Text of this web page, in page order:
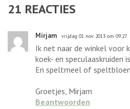
21 REACTIES
Mirjam vrijdag 01 nov 2013 om 09:27
Ik net naar de winkel voor
koek- en speculaaskruiden
En speltmeel of
Groetjes, Mirjam
Beantwoorden